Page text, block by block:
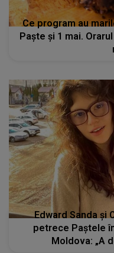
Ce program au
Paște și 1 mai.
Edward Sanda și
petrece Paștele
Moldova: „A